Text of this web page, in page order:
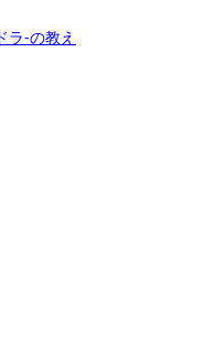
ラ-の教え